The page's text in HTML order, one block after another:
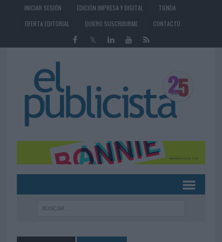
INICIAR SESIÓN EDICIÓN IMPRESA Y DIGITAL
TIENDA
OFERTA EDITORIAL
QUIERO SUSCRIBIRME CONTACTO